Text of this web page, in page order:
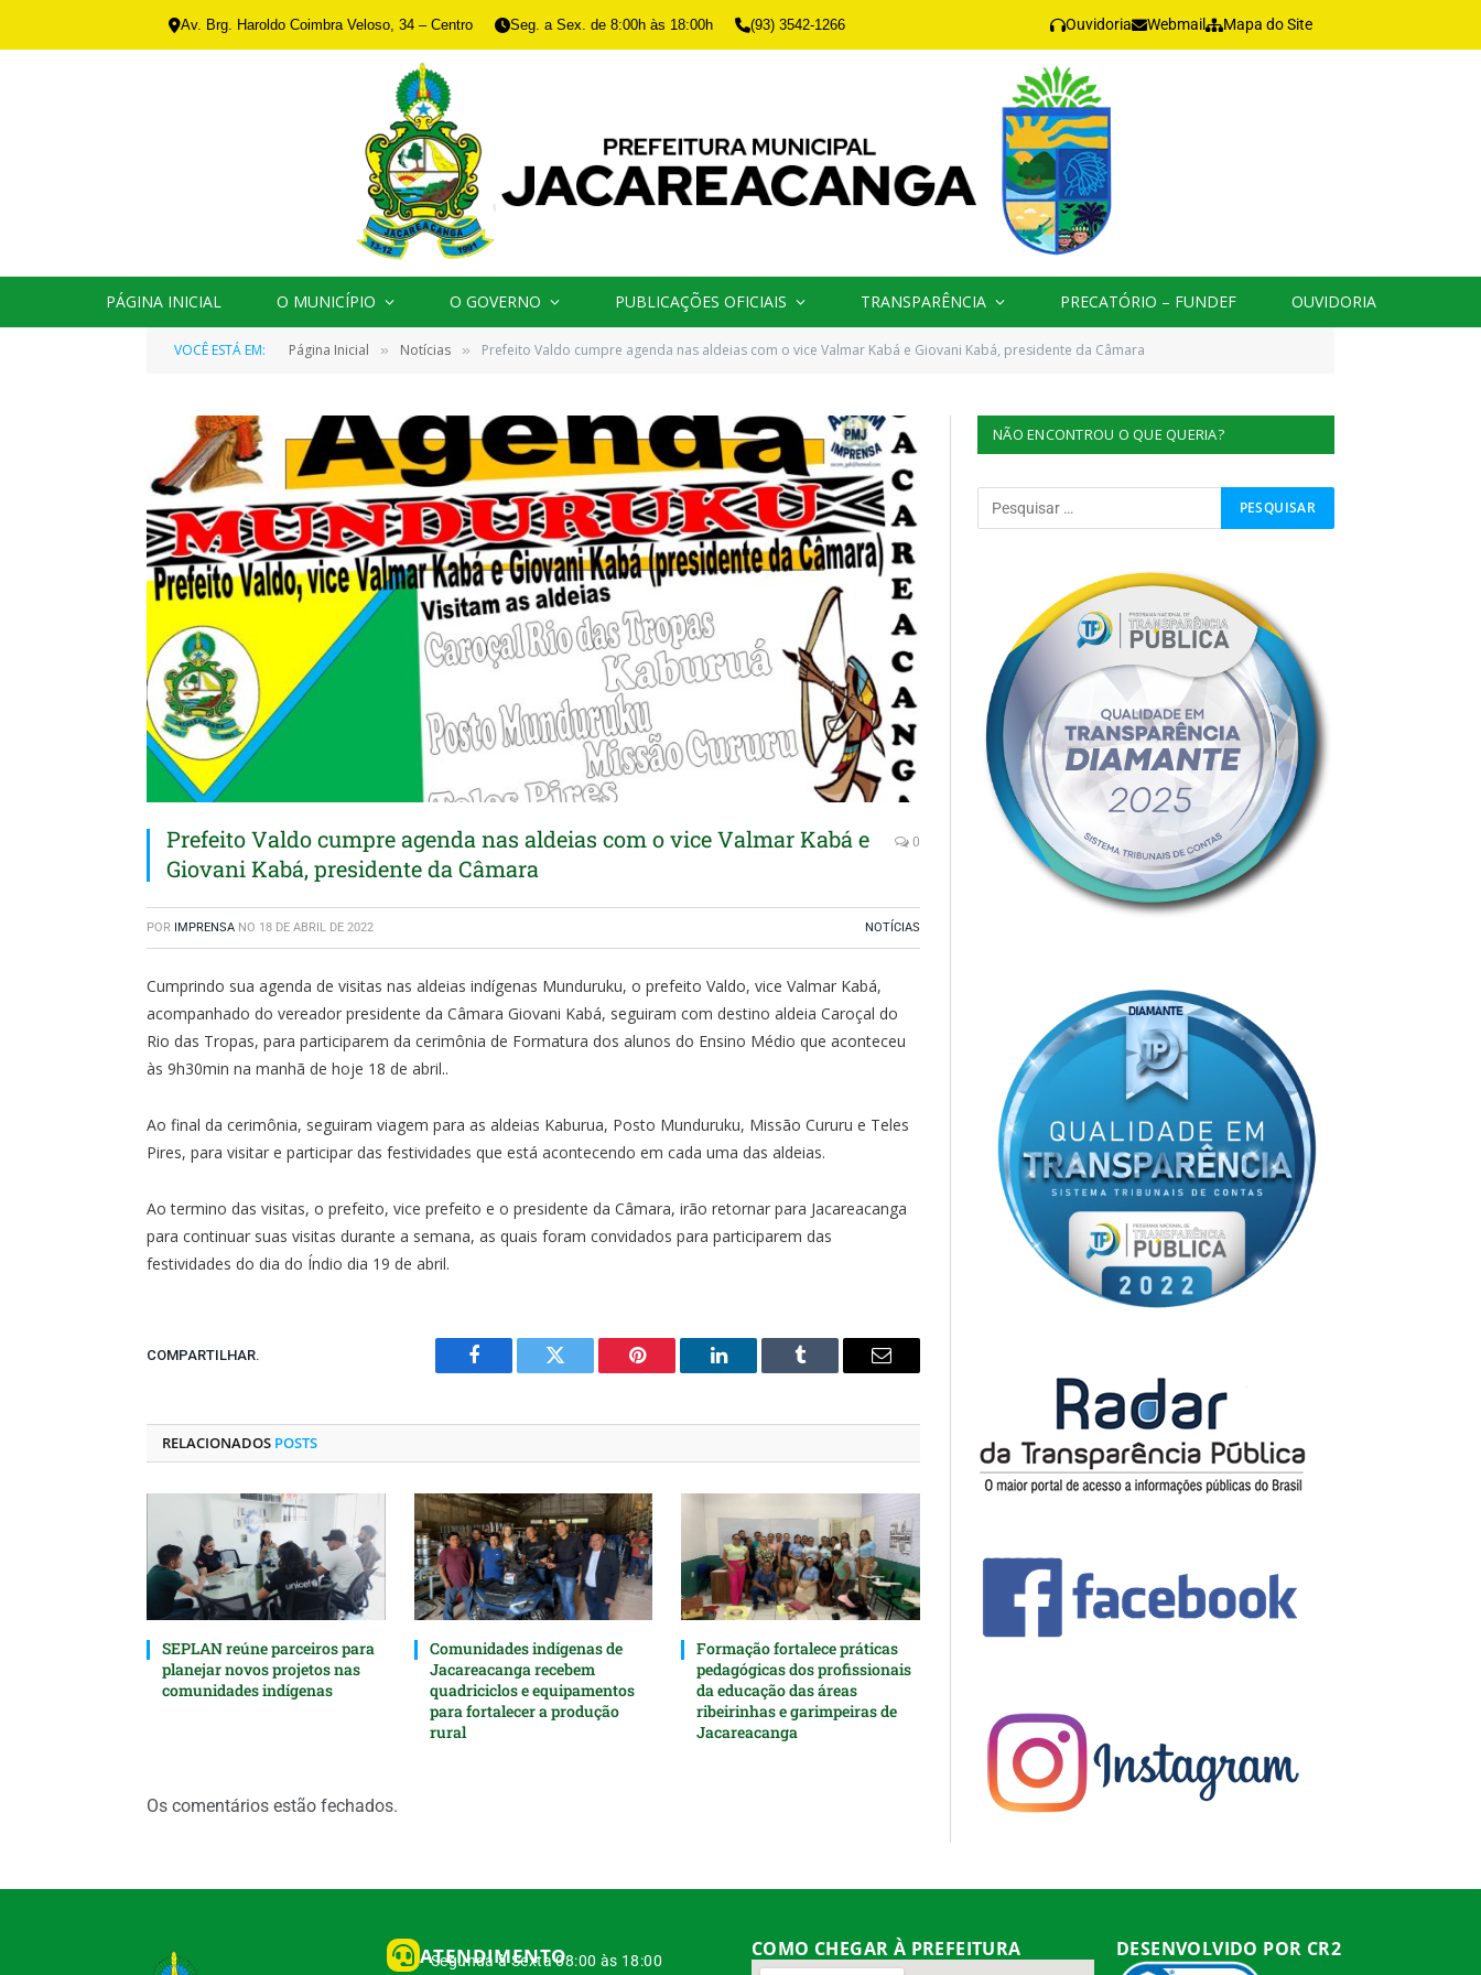
Av. Brg. Haroldo Coimbra Veloso, 34 – Centro Seg. a Sex. de 8:00h às 18:00h (93) 3542-1266 Ouvidoria Webmail Mapa do Site
PÁGINA INICIAL O MUNICÍPIO O GOVERNO PUBLICAÇÕES OFICIAIS TRANSPARÊNCIA PRECATÓRIO – FUNDEF OUVIDORIA
VOCÊ ESTÁ EM: Página Inicial » Notícias » Prefeito Valdo cumpre agenda nas aldeias com o vice Valmar Kabá e Giovani Kabá, presidente da Câmara
Prefeito Valdo cumpre agenda nas aldeias com o vice Valmar Kabá e
Giovani Kabá, presidente da Câmara
0
POR IMPRENSA NO 18 DE ABRIL DE 2022 NOTÍCIAS
Cumprindo sua agenda de visitas nas aldeias indígenas Munduruku, o prefeito Valdo, vice Valmar Kabá,
acompanhado do vereador presidente da Câmara Giovani Kabá, seguiram com destino aldeia Caroçal do
Rio das Tropas, para participarem da cerimônia de Formatura dos alunos do Ensino Médio que aconteceu
às 9h30min na manhã de hoje 18 de abril..
Ao final da cerimônia, seguiram viagem para as aldeias Kaburua, Posto Munduruku, Missão Cururu e Teles
Pires, para visitar e participar das festividades que está acontecendo em cada uma das aldeias.
Ao termino das visitas, o prefeito, vice prefeito e o presidente da Câmara, irão retornar para Jacareacanga
para continuar suas visitas durante a semana, as quais foram convidados para participarem das
festividades do dia do Índio dia 19 de abril.
COMPARTILHAR.
Facebook Twitter Pinterest
O
Tumblr
E-
RELACIONADOS POSTS
SEPLAN reúne parceiros para
planejar novos projetos nas
comunidades indígenas
Comunidades indígenas de
Jacareacanga recebem
quadriciclos e equipamentos
para fortalecer a produção
rural
Formação fortalece práticas
pedagógicas dos profissionais
da educação das áreas
ribeirinhas e garimpeiras de
Jacareacanga
Os comentários estão fechados.
NÃO ENCONTROU O QUE QUERIA?
ATENDIMENTO
Segunda à Sexta 08:00 às 18:00 COMO CHEGAR À PREFEITURA DESENVOLVIDO POR CR2